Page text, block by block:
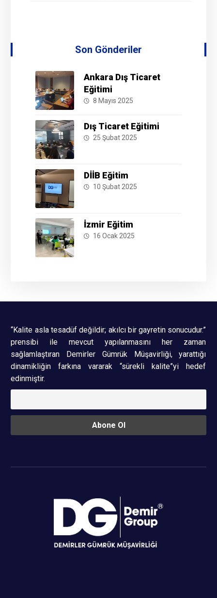
Son Gönderiler
Ankara Dış Ticaret
Eğitimi
8 Mayıs 2025
Dış Ticaret Eğitimi
25 Şubat 2025
DİİB Eğitim
10 Şubat 2025
İzmir Eğitim
16 Ocak 2025
“Kalite asla tesadüf değildir; akılcı bir gayretin sonucudur.”
prensibi ile mevcut yapılanmasını her zaman
sağlamlaştıran Demirler Gümrük Müşavirliği, yarattığı
dinamikliğin farkına vararak “sürekli kalite”yi hedef
edinmiştir.